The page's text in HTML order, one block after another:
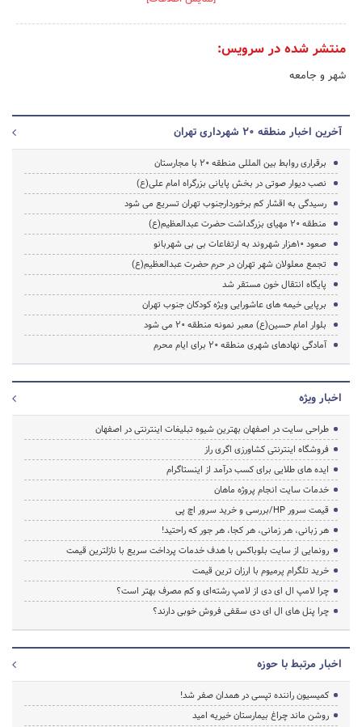
منتشر شده در سرویس:
شهر و جامعه
آخرین اخبار منطقه 20 شهرداری تهران
برقراری روابط بین المللی منطقه 20 با مجارستان
نصب دیوار صوتی در بخش پایانی بزرگراه امام علی(ع)
رسیدگی به اقشار کم برخوردارجنوب تهران تسریع می شود
منطقه 20 مهیای بزرگداشت حضرت عبدالعظیم(ع)
صعود 10هزار شهروند به ارتفاعات بی بی شهربانو
تجمع معلولان شهر تهران در حرم حضرت عبدالعظیم(ع)
پایگاه انتقال خون مستقر شد
برپایی خیمه های عاشورایی ویژه کودکان جنوب تهران
بلوار امام حسین(ع) معبر نمونه منطقه 20 می شود
آمادگی نهادهای شهری منطقه 20 برای ایام محرم
اخبار ویژه
طراحی سایت در اصفهان بهترین شیوه تبلیغات اینترنتی در اصفهان
فروشگاه اینترنتی کشاورزی اگری راز
ایده های طلایی برای کسب درآمد از اینستاگرام
خدمات سایت انجام پروژه ماهان
قیمت سرور HP/بررسی و خرید سرور اچ پی
هر زبانی، هر زمانی، هر کجا، هر جور که راحتید!
رونمایی از سایت بلوباکس با هدف خدمات پرداخت سریع با نازلترین قیمت
خرید تلگرام پرمیوم با ارزان ترین قیمت
چرا لامپ ال ای دی از لامپ رشته‌ای و کم مصرف بهتر است؟
چرا پنل های ال ای دی سقفی فروش خوبی دارند؟
اخبار مرتبط با حوزه
کمیسیون راننده تپسی در همدان صفر شد!
روشن ماند چراغ بیمارستان خیریه امید